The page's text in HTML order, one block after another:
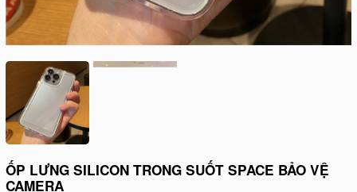
ỐP LƯNG SILICON TRONG SUỐT SPACE BẢO VỆ
CAMERA